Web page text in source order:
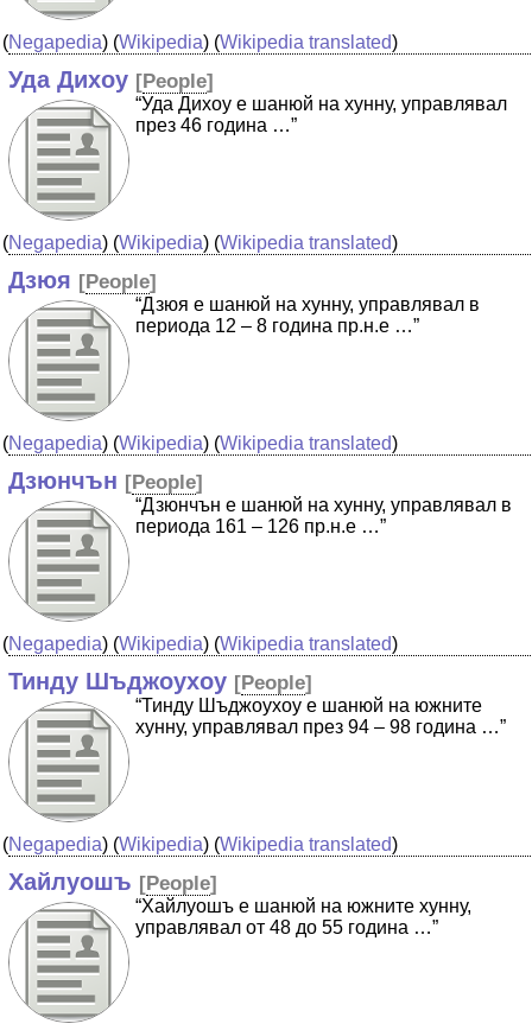
(Negapedia) (Wikipedia) (Wikipedia translated)
Уда Дихоу [People]
“Уда Дихоу е шанюй на хунну, управлявал
през 46 година …”
(Negapedia) (Wikipedia) (Wikipedia translated)
Дзюя [People]
“Дзюя е шанюй на хунну, управлявал в
периода 12 – 8 година пр.н.е …”
(Negapedia) (Wikipedia) (Wikipedia translated)
Дзюнчън [People]
“Дзюнчън е шанюй на хунну, управлявал в
периода 161 – 126 пр.н.е …”
(Negapedia) (Wikipedia) (Wikipedia translated)
Тинду Шъджоухоу [People]
“Тинду Шъджоухоу е шанюй на южните
хунну, управлявал през 94 – 98 година …”
(Negapedia) (Wikipedia) (Wikipedia translated)
Хайлуошъ [People]
“Хайлуошъ е шанюй на южните хунну,
управлявал от 48 до 55 година …”